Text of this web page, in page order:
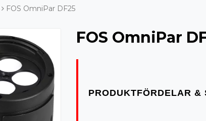
FOS OmniPar DF25
FOS OmniPar